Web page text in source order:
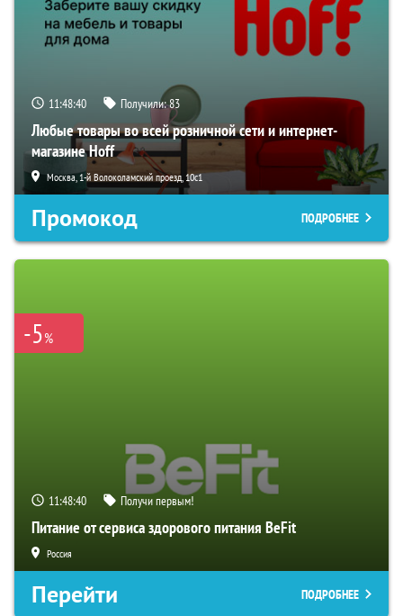
11:48:39 Получили:83
Любые товары во всей розничной сети и интернет-
магазине Hoff
Москва, 1-й Волоколамский проезд, 10с1
Промокод ПОДРОБНЕЕ
-5%
11:48:39 Получи первым!
Питание от сервиса здорового питания BeFit
Россия
Перейти ПОДРОБНЕЕ